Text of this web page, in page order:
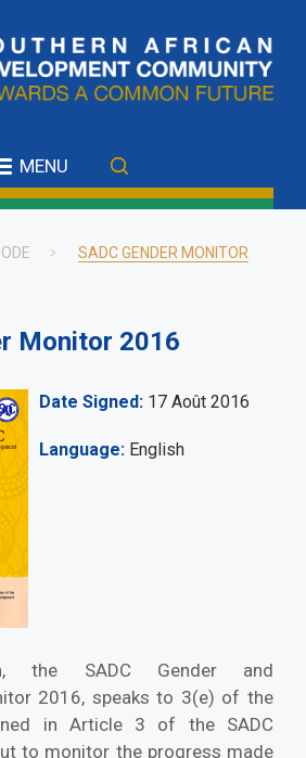
MENU
SADC GENDER MONITOR
Monitor 2016
Date Signed 17 Août 2016
Language English
the SADC Gender and
2016, speaks to 3(e) of the
in Article 3 of the SADC
to monitor the progress made